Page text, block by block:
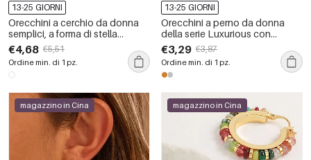
13-25 GIORNI
Orecchini a cerchio da donna
semplici, a forma di stella
geometrica, in acciaio
inossidabile, impermeabili, color
oro, con strass.
€4,68 €5,51
Ordine min. di 1 pz.
13-25 GIORNI
Orecchini a perno da donna
della serie Luxurious con
nappina, in acciaio inossidabile,
impermeabili, color oro e strass.
€3,29 €3,87
Ordine min. di 1 pz.
magazzino in Cina magazzino in Cina